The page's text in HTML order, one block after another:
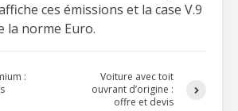
ces émissions et la case V.9
la norme Euro.
:
Voiture avec toit
ouvrant d’origine :
offre et devis